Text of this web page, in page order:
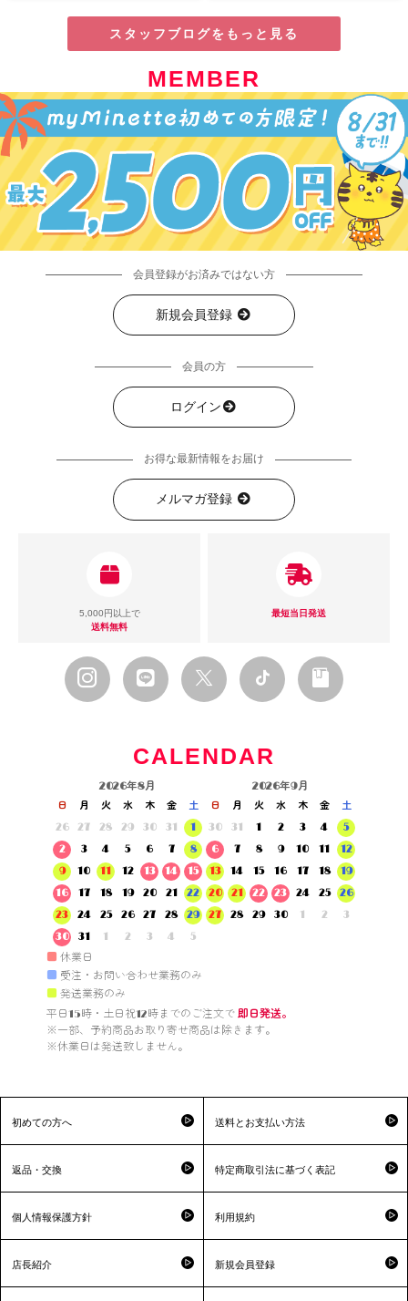
スタッフブログをもっと見る
MEMBER
会員登録がお済みではない方
新規会員登録
会員の方
ログイン
お得な最新情報をお届け
メルマガ登録
5,000円以上で
送料無料
最短当日発送
CALENDAR
2026年8月
日 月 火 水 木 金
土
26
27 28 29 30 31
1
2
3 4 5 6 7
8
9
10 11 12 13 14
15
16
17 18 19 20 21
22
23
24 25 26 27 28
29
30
31 1 2 3 4 5
2026年9月
日 月 火 水 木 金
土
30
31 1 2 3 4
5
6
7 8 9 10 11
12
13
14 15 16 17 18
19
20
21 22 23 24 25
26
27
28 29 30 1 2 3
■ 休業日
■ 受注・お問い合わせ業務のみ
■ 発送業務のみ
平日15時・土日祝12時までのご注文で 即日発送。
※一部、予約商品お取り寄せ商品は除きます。
※休業日は発送致しません。
初めての方へ 送料とお支払い方法
返品・交換 特定商取引法に基づく表記
個人情報保護方針 利用規約
店長紹介 新規会員登録